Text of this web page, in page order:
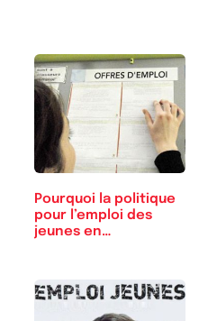
Pourquoi la politique
pour l’emploi des
jeunes en…